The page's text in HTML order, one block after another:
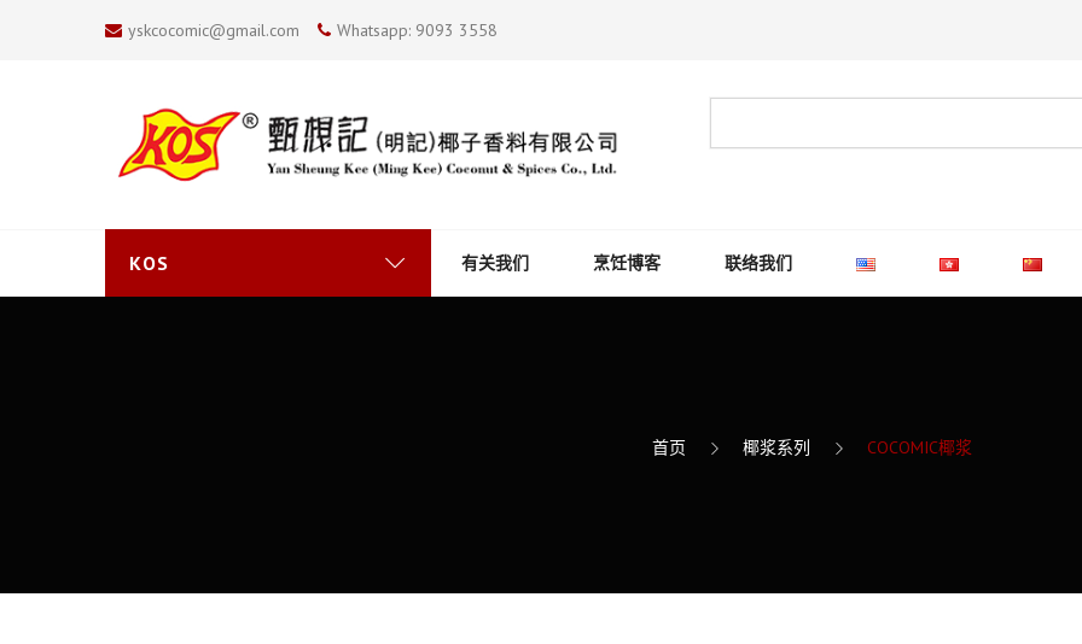
yskcocomic@gmail.com Whatsapp: 9093 3558
KOS 有关我们 烹饪博客 联络我们
首页 椰浆系列 COCOMIC椰浆